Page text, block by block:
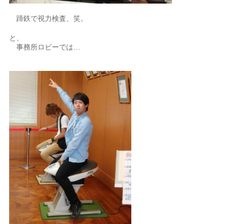
蹄鉄で視力検査、笑。
と、
事務所ロビーでは…